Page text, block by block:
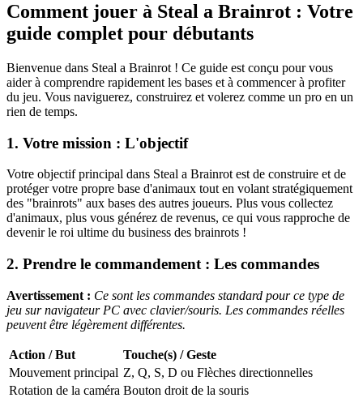
Comment jouer à Steal a Brainrot : Votre
guide complet pour débutants
Bienvenue dans Steal a Brainrot ! Ce guide est conçu pour vous
aider à comprendre rapidement les bases et à commencer à profiter
du jeu. Vous naviguerez, construirez et volerez comme un pro en un
rien de temps.
1. Votre mission : L'objectif
Votre objectif principal dans Steal a Brainrot est de construire et de
protéger votre propre base d'animaux tout en volant stratégiquement
des "brainrots" aux bases des autres joueurs. Plus vous collectez
d'animaux, plus vous générez de revenus, ce qui vous rapproche de
devenir le roi ultime du business des brainrots !
2. Prendre le commandement : Les commandes
Avertissement : Ce sont les commandes standard pour ce type de
jeu sur navigateur PC avec clavier/souris. Les commandes réelles
peuvent être légèrement différentes.
Action / But
Touche(s) / Geste
Mouvement principal Z, Q, S, D ou Flèches directionnelles
Rotation de la caméra Bouton droit de la souris